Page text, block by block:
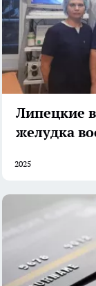
Липецкие
желудка
2025